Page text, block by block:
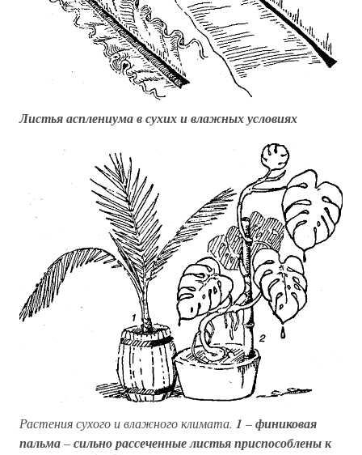
Листья асплениума в сухих и влажных условиях
Растения сухого и влажного климата. 1 –финиковая
пальма–сильно рассеченные листья приспособлены к